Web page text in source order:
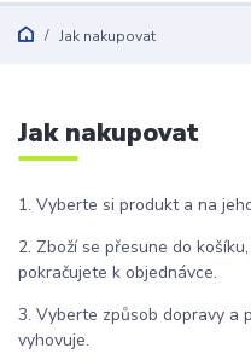
Jak nakupovat
Jak nakupovat
1. Vyberte si produkt a na
2. Zboží se přesune do
pokračujete k objednávce.
3. Vyberte způsob dopravy a
vyhovuje.